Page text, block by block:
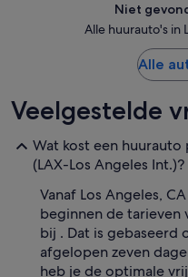
Niet
Alle huurauto's in
Alle
Veelgestelde
Wat kost een huurauto
(LAX-Los Angeles Int.)?
Vanaf Los Angeles,
beginnen de tarieven
bij . Dat is gebaseerd
afgelopen zeven
heb je de optimale